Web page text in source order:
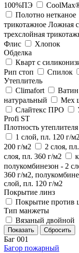
100%ПЭ
Полотно нетканое
трикотажное Ложная
трехслойная
Флис
Хлопок
Обделка
Кварт с
Рип стоп
Спилок
Утеплитель
Climafort
Ватин
натуральный
Мех
Слайтекс ПРО
Profi ST
Плотность утеплителя
1 слой, пл. 120 г/м2
200 г/м2
2 слоя,
слоя, пл. 360 г/м2
полукомбинезон - 2
360 г/м2,
слой, пл. 120 г/м2
Покрытие линз
Покрытие против
Тип манжеты
Вязаный двойной
Баг 001
Багор пожарный